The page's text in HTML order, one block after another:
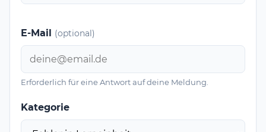
E-Mail (optional)
Erforderlich für eine Antwort auf deine Meldung.
Kategorie